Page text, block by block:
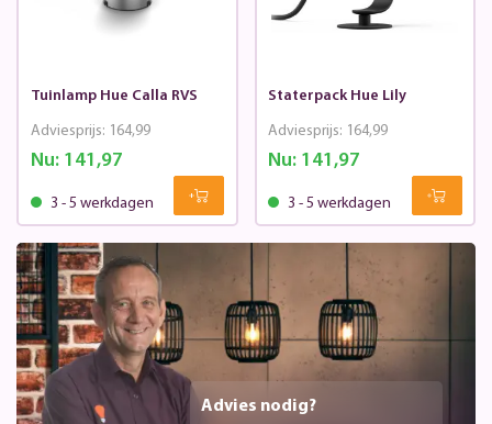
Tuinlamp Hue Calla RVS
Nu:141,97
Adviesprijs: 164,99
3 - 5 werkdagen
Staterpack Hue Lily
Nu: 141,97
Adviesprijs: 164,99
3 - 5 werkdagen
Advies nodig?